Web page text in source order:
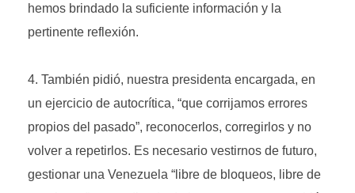
hemos brindado la suficiente información y la
pertinente reflexión.
También pidió, nuestra presidenta encargada, en
un ejercicio de autocrítica, “que corrijamos errores
propios del pasado”, reconocerlos, corregirlos y no
volver a repetirlos. Es necesario vestirnos de futuro,
gestionar una Venezuela “libre de bloqueos, libre de